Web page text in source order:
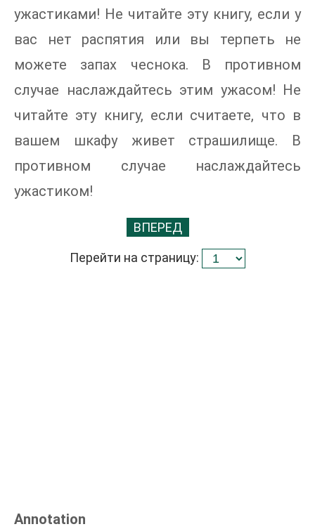
ужастиками! Не читайте эту книгу, если у
вас нет распятия или вы терпеть не
можете запах чеснока. В противном
случае наслаждайтесь этим ужасом! Не
читайте эту книгу, если считаете, что в
вашем шкафу живет страшилище. В
противном случае наслаждайтесь
ужастиком!
ВПЕРЕД
Перейти на страницу:
Annotation